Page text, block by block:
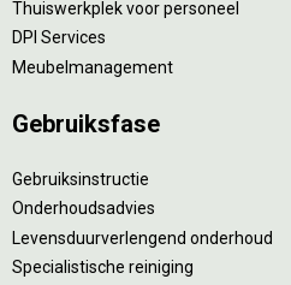
Thuiswerkplek voor personeel
DPI Services
Meubelmanagement
Gebruiksfase
Gebruiksinstructie
Onderhoudsadvies
Levensduurverlengend onderhoud
Specialistische reiniging